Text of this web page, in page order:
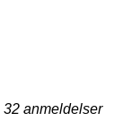
32 anmeldelser